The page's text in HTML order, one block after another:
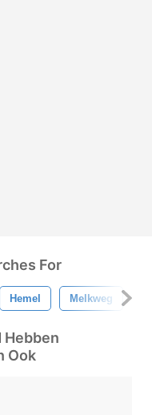
For
Hemel Melkweg
Hebben
Ook